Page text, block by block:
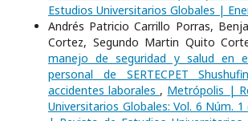
Estudios Universitarios Globales |
Andrés Patricio Carrillo Porras,
Cortez, Segundo Martin Quito
manejo de seguridad y salud en
personal de SERTECPET
accidentes laborales , Metrópolis |
Universitarios Globales: Vol. 6 Núm.